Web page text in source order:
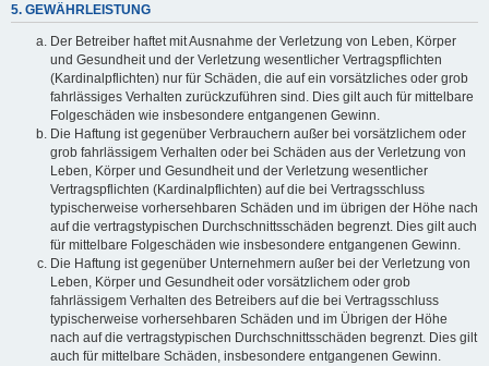
5. GEWÄHRLEISTUNG
Der Betreiber haftet mit Ausnahme der Verletzung von Leben, Körper
und Gesundheit und der Verletzung wesentlicher Vertragspflichten
(Kardinalpflichten) nur für Schäden, die auf ein vorsätzliches oder grob
fahrlässiges Verhalten zurückzuführen sind. Dies gilt auch für mittelbare
Folgeschäden wie insbesondere entgangenen Gewinn.
Die Haftung ist gegenüber Verbrauchern außer bei vorsätzlichem oder
grob fahrlässigem Verhalten oder bei Schäden aus der Verletzung von
Leben, Körper und Gesundheit und der Verletzung wesentlicher
Vertragspflichten (Kardinalpflichten) auf die bei Vertragsschluss
typischerweise vorhersehbaren Schäden und im übrigen der Höhe nach
auf die vertragstypischen Durchschnittsschäden begrenzt. Dies gilt auch
für mittelbare Folgeschäden wie insbesondere entgangenen Gewinn.
Die Haftung ist gegenüber Unternehmern außer bei der Verletzung von
Leben, Körper und Gesundheit oder vorsätzlichem oder grob
fahrlässigem Verhalten des Betreibers auf die bei Vertragsschluss
typischerweise vorhersehbaren Schäden und im Übrigen der Höhe
nach auf die vertragstypischen Durchschnittsschäden begrenzt. Dies gilt
auch für mittelbare Schäden, insbesondere entgangenen Gewinn.